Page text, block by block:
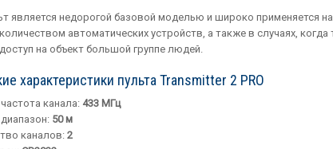
является недорогой базовой моделью и широко применяется на
автоматических устройств, а также в случаях, когда
на объект большой группе людей.
характеристики пульта Transmitter 2 PRO
канала:433 МГц
50 м
каналов:2